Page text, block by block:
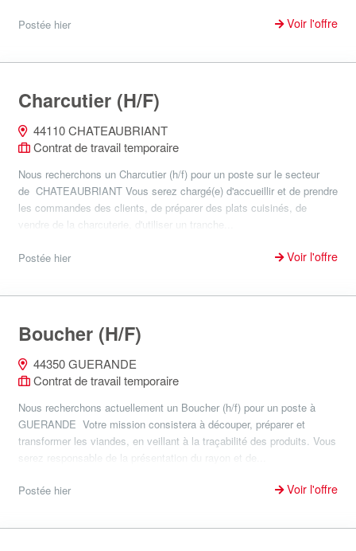
Postée hier Voir l'offre
Charcutier (H/F)
44110 CHATEAUBRIANT
Contrat de travail temporaire
Nous recherchons un Charcutier (h/f) pour un poste sur le secteur
de CHATEAUBRIANT Vous serez chargé(e) d'accueillir et de prendre
les commandes des clients, de préparer des plats cuisinés, de
vendre de la charcuterie, d'utiliser un tranche...
Postée hier Voir l'offre
Boucher (H/F)
44350 GUERANDE
Contrat de travail temporaire
Nous recherchons actuellement un Boucher (h/f) pour un poste à
GUERANDE Votre mission consistera à découper, préparer et
transformer les viandes, en veillant à la traçabilité des produits. Vous
serez responsable de la présentation du rayon et de...
Postée hier Voir l'offre